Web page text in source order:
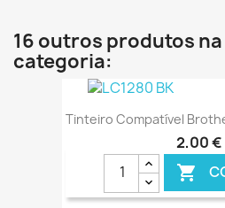
16 outros produtos
categoria:
Tinteiro Compatível
2,00 €
